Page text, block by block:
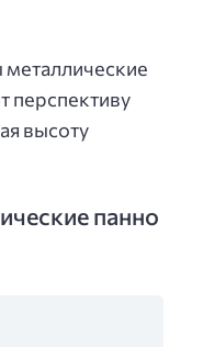
перспективу
высоту
панно